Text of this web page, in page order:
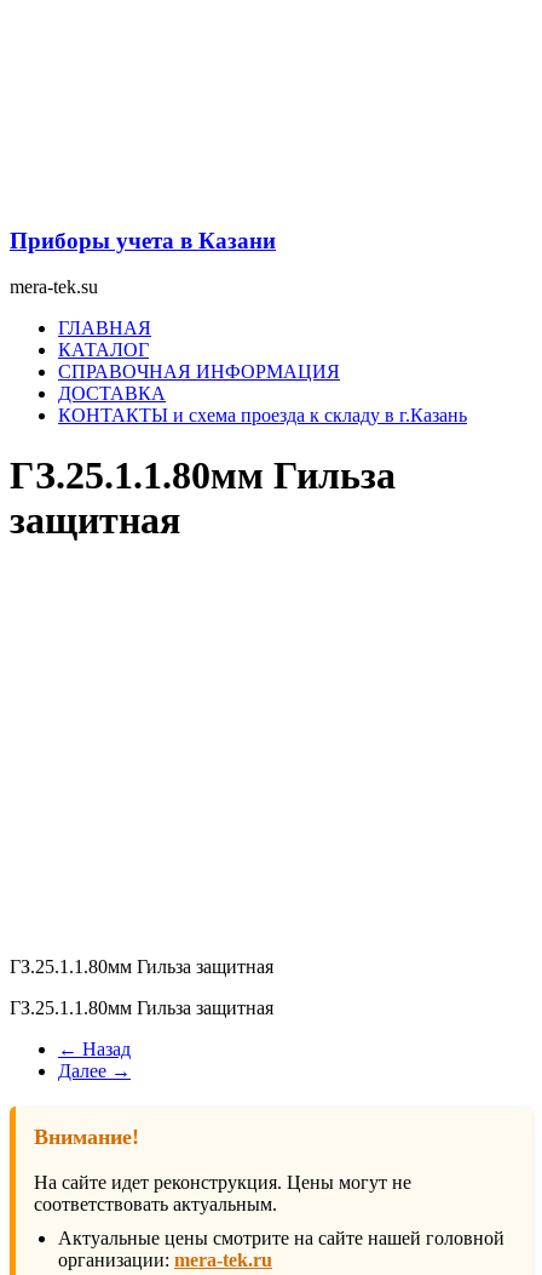
Приборы учета в Казани
mera-tek.su
МенюГЛАВНАЯ
КАТАЛОГ
СПРАВОЧНАЯ ИНФОРМАЦИЯ
ДОСТАВКА
КОНТАКТЫ и схема проезда к складу в г.Казань
ГЗ.25.1.1.80мм Гильза
защитная
ГЗ.25.1.1.80мм Гильза защитная
ГЗ.25.1.1.80мм Гильза защитная
← Назад
Далее →
Внимание!
На сайте идет реконструкция. Цены могут не
соответствовать актуальным.
Актуальные цены смотрите на сайте нашей головной
организации: mera-tek.ru